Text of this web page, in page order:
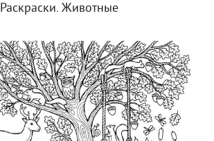
Раскраски. Животные